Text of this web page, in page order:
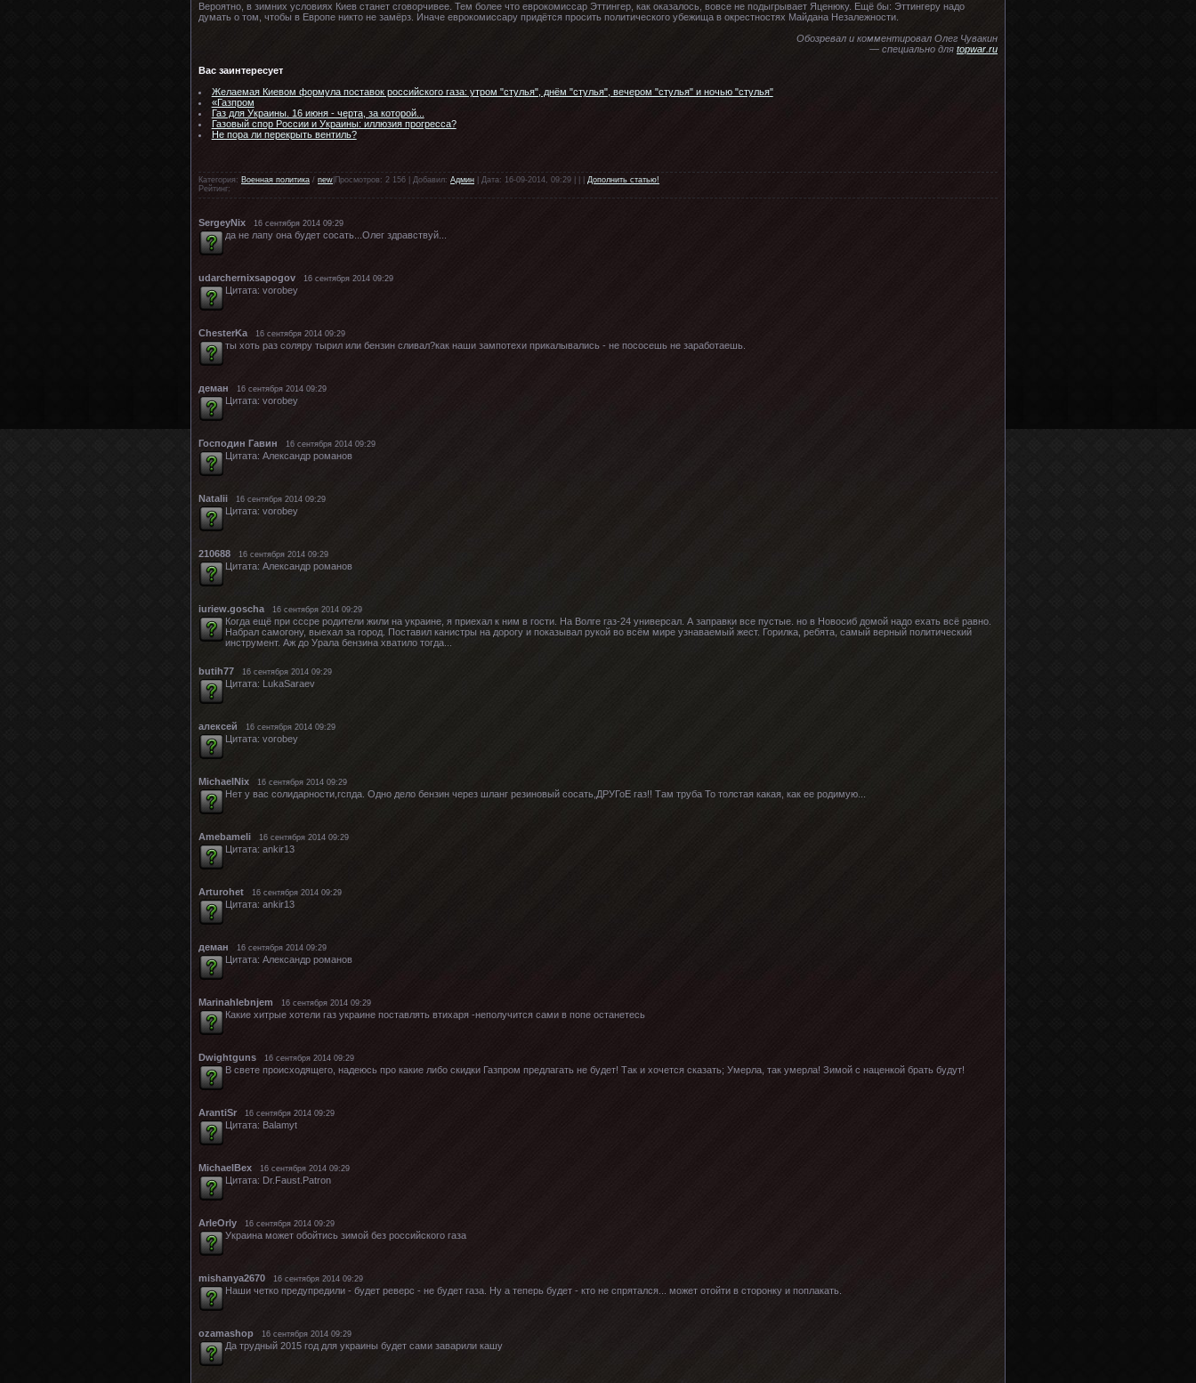
Вероятно, в зимних условиях Киев станет сговорчивее. Тем более что еврокомиссар Эттингер, как оказалось, вовсе не подыгрывает Яценюку. Ещё бы: Эттингеру надо
думать о том, чтобы в Европе никто не замёрз. Иначе еврокомиссару придётся просить политического убежища в окрестностях Майдана Незалежности.
Обозревал и комментировал Олег Чувакин
— специально для topwar.ru
Вас заинтересует
Желаемая Киевом формула поставок российского газа: утром "стулья", днём "стулья", вечером "стулья" и ночью "стулья"
«Газпром
Газ для Украины. 16 июня - черта, за которой...
Газовый спор России и Украины: иллюзия прогресса?
Не пора ли перекрыть вентиль?
Категория: Военная политика / new |Просмотров: 2 156 | Добавил: Админ | Дата: 16-09-2014, 09:29 | | | Дополнить статью!
Рейтинг:
SergeyNix 16 сентября 2014 09:29
да не лапу она будет сосать...Олег здравствуй...
udarchernixsapogov 16 сентября 2014 09:29
Цитата: vorobey
ChesterKa 16 сентября 2014 09:29
ты хоть раз соляру тырил или бензин сливал?как наши зампотехи прикалывались - не пососешь не заработаешь.
деман 16 сентября 2014 09:29
Цитата: vorobey
Господин Гавин 16 сентября 2014 09:29
Цитата: Александр романов
Natalii 16 сентября 2014 09:29
Цитата: vorobey
210688 16 сентября 2014 09:29
Цитата: Александр романов
iuriew.goscha 16 сентября 2014 09:29
Когда ещё при сссре родители жили на украине, я приехал к ним в гости. На Волге газ-24 универсал. А заправки все пустые. но в Новосиб домой надо ехать всё равно.
Набрал самогону, выехал за город. Поставил канистры на дорогу и показывал рукой во всём мире узнаваемый жест. Горилка, ребята, самый верный политический
инструмент. Аж до Урала бензина хватило тогда...
butih77 16 сентября 2014 09:29
Цитата: LukaSaraev
алексей 16 сентября 2014 09:29
Цитата: vorobey
MichaelNix 16 сентября 2014 09:29
Нет у вас солидарности,гспда. Одно дело бензин через шланг резиновый сосать,ДРУГоЕ газ!! Там труба То толстая какая, как ее родимую...
Amebameli 16 сентября 2014 09:29
Цитата: ankir13
Arturohet 16 сентября 2014 09:29
Цитата: ankir13
деман 16 сентября 2014 09:29
Цитата: Александр романов
Marinahlebnjem 16 сентября 2014 09:29
Какие хитрые хотели газ украине поставлять втихаря -неполучится сами в попе останетесь
Dwightguns 16 сентября 2014 09:29
В свете происходящего, надеюсь про какие либо скидки Газпром предлагать не будет! Так и хочется сказать; Умерла, так умерла! Зимой с наценкой брать будут!
ArantiSr 16 сентября 2014 09:29
Цитата: Balamyt
MichaelBex 16 сентября 2014 09:29
Цитата: Dr.Faust.Patron
ArleOrly 16 сентября 2014 09:29
Украина может обойтись зимой без российского газа
mishanya2670 16 сентября 2014 09:29
Наши четко предупредили - будет реверс - не будет газа. Ну а теперь будет - кто не спрятался... может отойти в сторонку и поплакать.
ozamashop 16 сентября 2014 09:29
Да трудный 2015 год для украины будет сами заварили кашу